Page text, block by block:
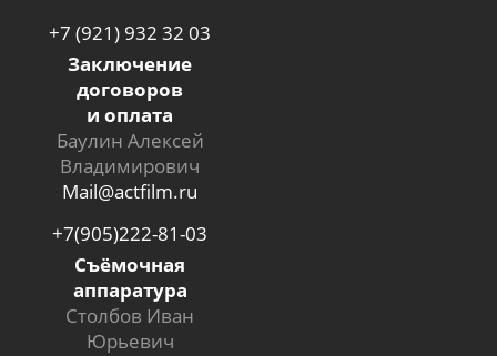
+7 (921) 932 32 03
Заключение
договоров
и оплата
Баулин Алексей
Владимирович
Mail@actfilm.ru
+7(905)222-81-03
Съёмочная
аппаратура
Столбов Иван
Юрьевич